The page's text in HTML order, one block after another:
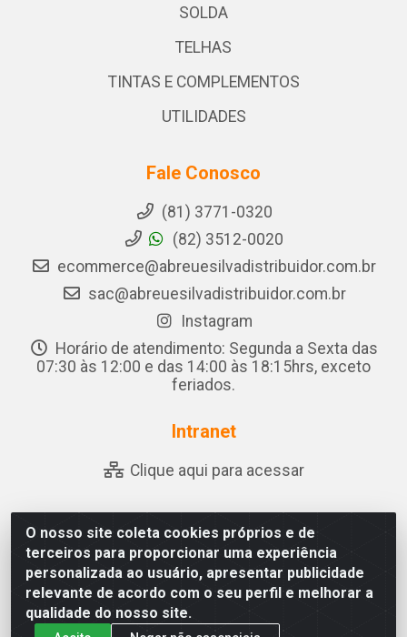
O nosso site coleta cookies próprios e de
terceiros para proporcionar uma experiência
personalizada ao usuário, apresentar publicidade
relevante de acordo com o seu perfil e melhorar a
qualidade do nosso site.
SOLDA
TELHAS
TINTAS E COMPLEMENTOS
UTILIDADES
Fale Conosco
(81) 3771-0320
(82) 3512-0020
ecommerce@abreuesilvadistribuidor.com.br
sac@abreuesilvadistribuidor.com.br
Instagram
Horário de atendimento: Segunda a Sexta das
07:30 às 12:00 e das 14:00 às 18:15hrs, exceto
feriados.
Intranet
Clique aqui para acessar
Abreu & Silva - Rua Padre Jose de Souza Leite, 265 -
Ariado, Olho D'Água das Flores/AL - CEP 57.442-000 -
CNPJ 04.790.656/0001-06